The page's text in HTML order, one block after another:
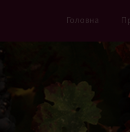
Головна